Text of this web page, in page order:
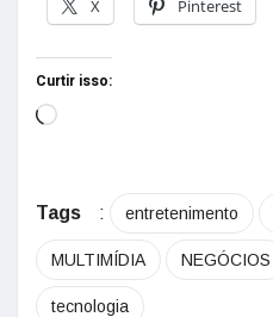
X Pinterest
Curtir isso:
Tags : entretenimento
MULTIMÍDIA NEGÓCIOS
tecnologia